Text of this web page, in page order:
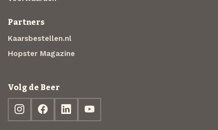
Partners
Kaarsbestellen.nl
Hopster Magazine
Volg de Beer